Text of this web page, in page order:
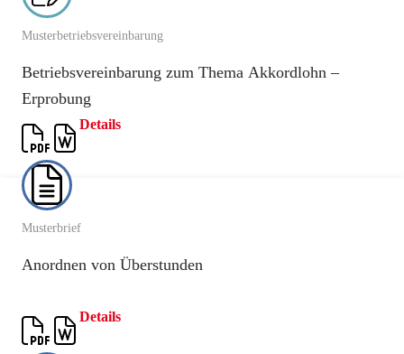
Musterbetriebsvereinbarung
Betriebsvereinbarung zum Thema Akkordlohn –
Erprobung
Details
Musterbrief
Anordnen von Überstunden
Details